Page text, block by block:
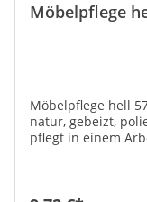
Möbelpflege
Möbelpflege hell
natur, gebeizt,
pflegt in einem